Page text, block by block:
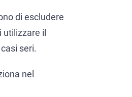
di escludere
utilizzare il
seri.
nel